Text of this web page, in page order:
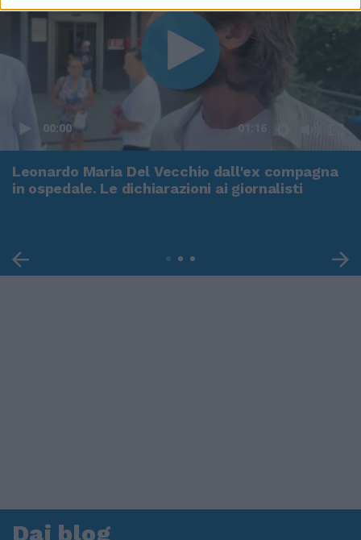
00:00 01:16
Leonardo Maria Del Vecchio dall'ex compagna
in ospedale. Le dichiarazioni ai giornalisti
Dai blog